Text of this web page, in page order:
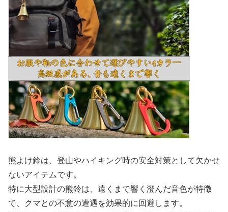
熊よけ鈴は、登山やハイキング時の安全対策として欠かせ
ないアイテムです。
特に大型設計の熊鈴は、遠くまで響く澄んだ音色が特徴
で、クマとの不意の遭遇を効果的に回避します。